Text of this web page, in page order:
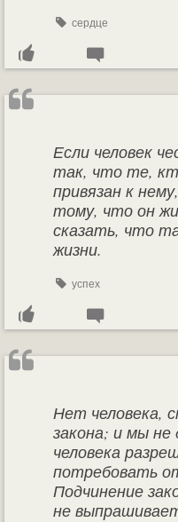
сердце
Если человек
так, что те,
привязан к
тому, что он
сказать, что
жизни.
успех
Нет человека,
закона; и мы
человека
потребовать
Подчинение
не